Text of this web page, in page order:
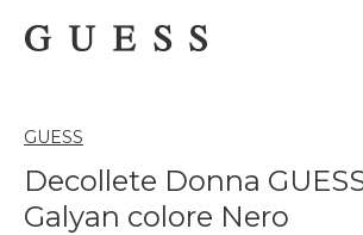
GUESS
Decollete Donna
Galyan colore Nero